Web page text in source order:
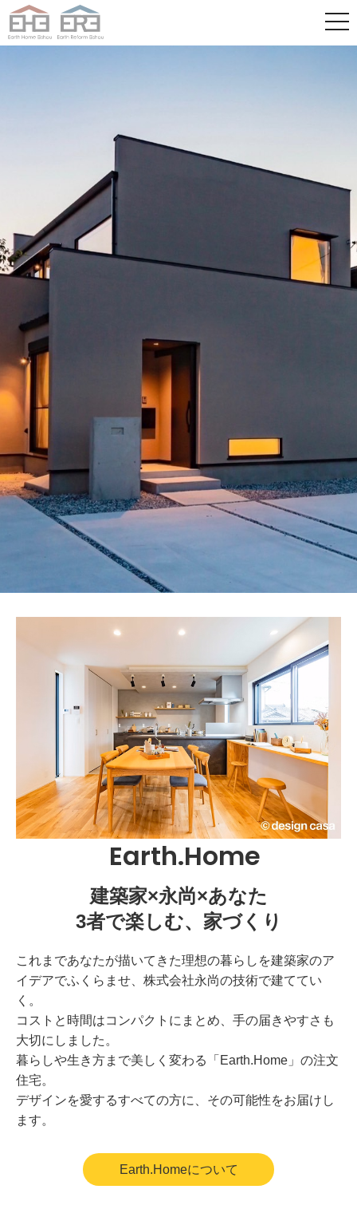
Earth.Home
建築家×永尚×あなた
3者で楽しむ、家づくり
これまであなたが描いてきた理想の暮らしを建築家のア
イデアでふくらませ、株式会社永尚の技術で建ててい
く。
コストと時間はコンパクトにまとめ、手の届きやすさも
大切にしました。
暮らしや生き方まで美しく変わる「Earth.Home」の注文
住宅。
デザインを愛するすべての方に、その可能性をお届けし
ます。
Earth.Homeについて